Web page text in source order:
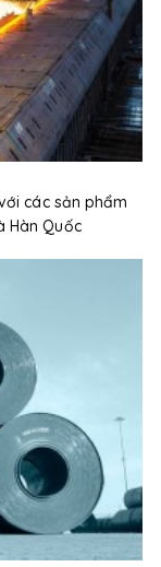
các sản phẩm
Hàn Quốc